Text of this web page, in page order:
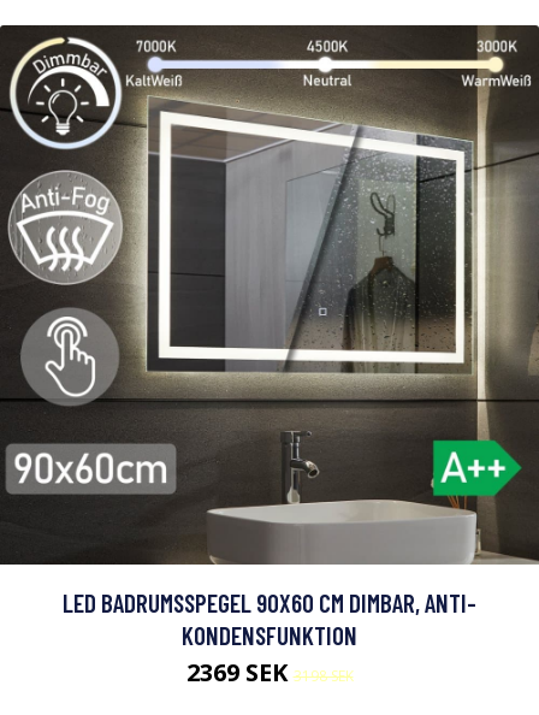
LED BADRUMSSPEGEL 90X60 CM DIMBAR, ANTI-
KONDENSFUNKTION
2369 SEK3198 SEK